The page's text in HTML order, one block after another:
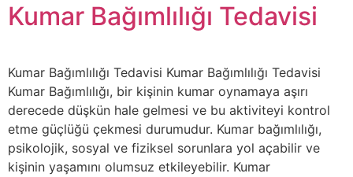
Kumar Bağımlılığı Tedavisi
Kumar Bağımlılığı Tedavisi Kumar Bağımlılığı Tedavisi
Kumar Bağımlılığı, bir kişinin kumar oynamaya aşırı
derecede düşkün hale gelmesi ve bu aktiviteyi kontrol
etme güçlüğü çekmesi durumudur. Kumar bağımlılığı,
psikolojik, sosyal ve fiziksel sorunlara yol açabilir ve
kişinin yaşamını olumsuz etkileyebilir. Kumar